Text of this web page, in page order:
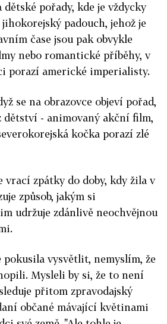
dětské pořady, kde je vždycky
padouch, jehož je
čase jsou pak obvykle
nebo romantické příběhy, v
porazí americké imperialisty.
se na obrazovce objeví pořad,
dětství - animovaný akční film,
kočka porazí zlé
vrací zpátky do doby, kdy žila v
způsob, jakým si
udržuje zdánlivě neochvějnou
pokusila vysvětlit, nemyslím, že
Mysleli by si, že to není
přitom zpravodajský
občané mávající květinami